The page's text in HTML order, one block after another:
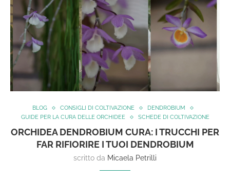
BLOG CONSIGLI DI COLTIVAZIONE
DENDROBIUM
GUIDE PER LA CURA DELLE ORCHIDEE
SCHEDE DI COLTIVAZIONE
ORCHIDEA DENDROBIUM CURA: I TRUCCHI PER
FAR RIFIORIRE I TUOI DENDROBIUM
scritto da Micaela Petrilli